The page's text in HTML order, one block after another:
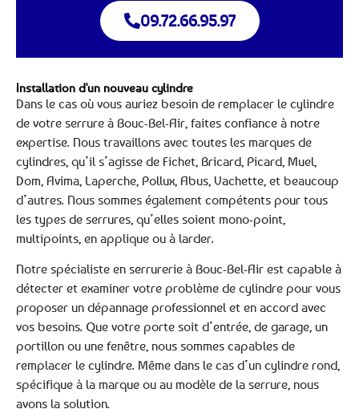
09.72.66.95.97
Installation d'un nouveau cylindre
Dans le cas où vous auriez besoin de remplacer le cylindre
de votre serrure à Bouc-Bel-Air, faites confiance à notre
expertise. Nous travaillons avec toutes les marques de
cylindres, qu’il s’agisse de Fichet, Bricard, Picard, Muel,
Dom, Avima, Laperche, Pollux, Abus, Vachette, et beaucoup
d’autres. Nous sommes également compétents pour tous
les types de serrures, qu’elles soient mono-point,
multipoints, en applique ou à larder.
Notre spécialiste en serrurerie à Bouc-Bel-Air est capable à
détecter et examiner votre problème de cylindre pour vous
proposer un dépannage professionnel et en accord avec
vos besoins. Que votre porte soit d’entrée, de garage, un
portillon ou une fenêtre, nous sommes capables de
remplacer le cylindre. Même dans le cas d’un cylindre rond,
spécifique à la marque ou au modèle de la serrure, nous
avons la solution.